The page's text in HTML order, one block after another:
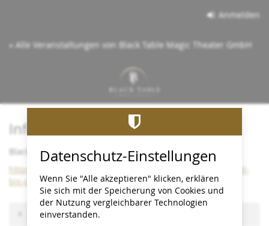
springen
Anmelden
« Alle Veranstaltungen von Black Table Magic Theater GmbH
Info:
Black Table bleibt bis Dezember 2026 im Cineplex
https://www.black-table.de/wichtige-info-black-table-bleibt-
bis-dezember-2026-im-cineplex/
Zu anderem Termin wechseln
Datenschutz-Einstellungen
Wenn Sie "Alle akzeptieren" klicken, erklären
Sie sich mit der Speicherung von Cookies und
der Nutzung vergleichbarer Technologien
einverstanden.